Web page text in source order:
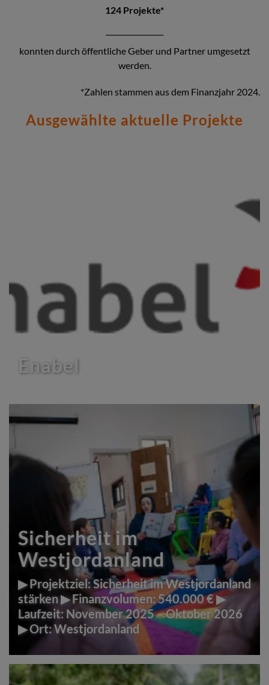
124 Projekte*
konnten durch öffentliche Geber und Partner umgesetzt
werden.
*Zahlen stammen aus dem Finanzjahr 2024.
Ausgewählte aktuelle Projekte
Enabel
Sicherheit im
Westjordanland
▶ Projektziel: Sicherheit im Westjordanland
stärken ▶ Finanzvolumen: 540.000 € ▶
Laufzeit: November 2025 – Oktober 2026
▶ Ort: Westjordanland